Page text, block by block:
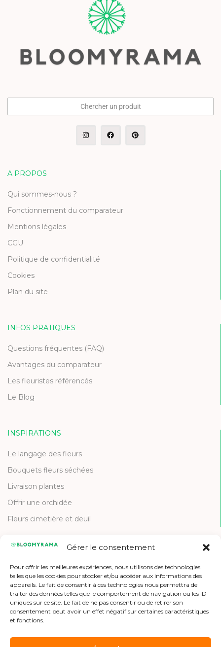
Gérer le consentement
Pour offrir les meilleures expériences, nous utilisons des technologies
telles que les cookies pour stocker et/ou accéder aux informations des
appareils. Le fait de consentir à ces technologies nous permettra de
traiter des données telles que le comportement de navigation ou les ID
uniques sur ce site. Le fait de ne pas consentir ou de retirer son
consentement peut avoir un effet négatif sur certaines caractéristiques
et fonctions.
Chercher un produit
A PROPOS
Qui sommes-nous ?
Fonctionnement du comparateur
Mentions légales
CGU
Politique de confidentialité
Cookies
Plan du site
INFOS PRATIQUES
Questions fréquentes (FAQ)
Avantages du comparateur
Les fleuristes référencés
Le Blog
INSPIRATIONS
Le langage des fleurs
Bouquets fleurs séchées
Livraison plantes
Offrir une orchidée
Fleurs cimetière et deuil
Contactez-nous
Etre référencé
Offres d'emploi